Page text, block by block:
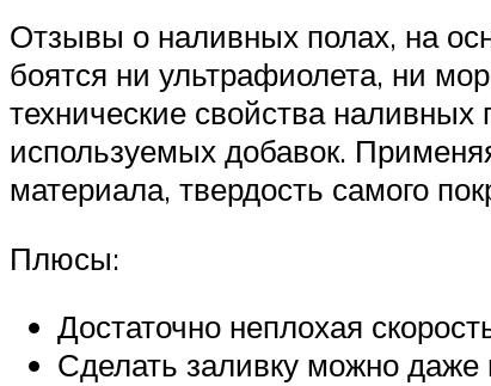
Отзывы о наливных полах, на
боятся ни ультрафиолета, ни
технические свойства наливных
используемых добавок.
материала, твердость самого
Плюсы:
Достаточно неплохая
Сделать заливку можно